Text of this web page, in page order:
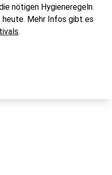
nötigen Hygieneregeln.
Mehr Infos gibt es
.